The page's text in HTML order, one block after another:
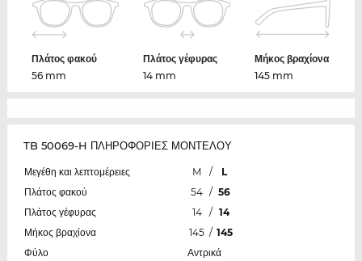
Πλάτος φακού
56 mm
Πλάτος γέφυρας
14 mm
Μήκος βραχίονα
145 mm
TB 50069-H ΠΛΗΡΟΦΟΡΙΕΣ ΜΟΝΤΕΛΟΥ
Μεγέθη και λεπτομέρειες M /
L
Πλάτος φακού
54 / 56
Πλάτος γέφυρας
14 / 14
Μήκος βραχίονα
145 / 145
Φύλο
Αντρικά